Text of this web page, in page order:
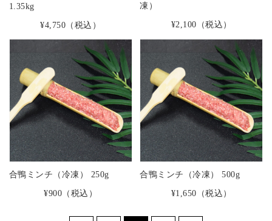
1.35kg
¥4,750 （税込）
凍）
¥2,100 （税込）
合鴨ミンチ（冷凍） 250g
¥900 （税込）
合鴨ミンチ（冷凍） 500g
¥1,650 （税込）